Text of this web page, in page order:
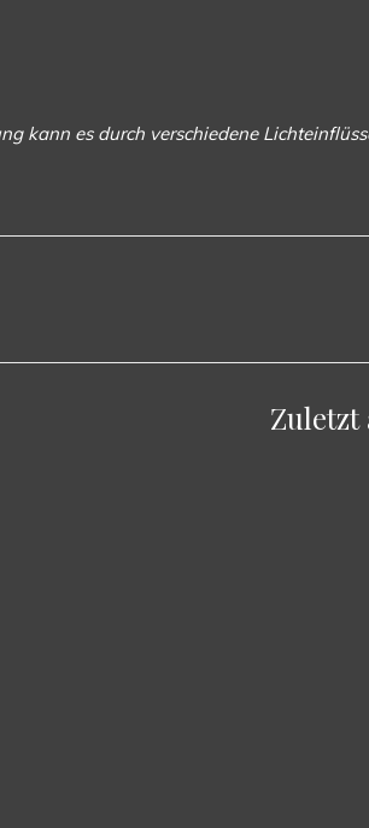
kann es durch verschiedene
Zuletzt